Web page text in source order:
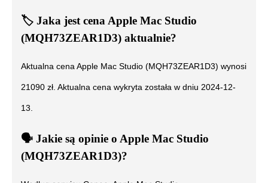
🏷️ Jaka jest cenaApple Mac Studio
(MQH73ZEAR1D3) aktualnie?
Aktualna cenaApple Mac Studio (MQH73ZEAR1D3) wynosi
21090 zł. Aktualna cena wykryta została w dniu 2024-12-
13.
🗣️ ️ Jakie są opinie o Apple Mac Studio
(MQH73ZEAR1D3)?